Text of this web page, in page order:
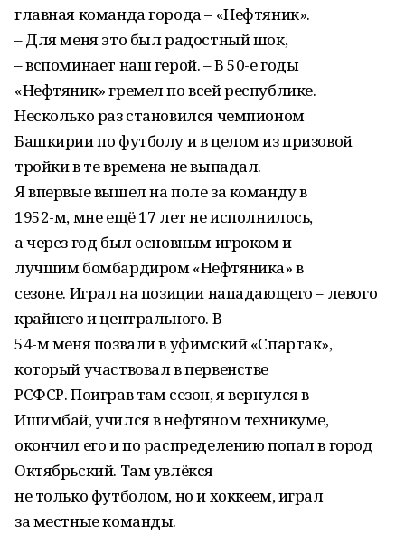
главная команда города – «Нефтяник».
– Для меня это был радостный шок,
– вспоминает наш герой. – В 50-е годы
«Нефтяник» гремел по всей республике.
Несколько раз становился чемпионом
Башкирии по футболу и в целом из призовой
тройки в те времена не выпадал.
Я впервые вышел на поле за команду в
1952-м, мне ещё 17 лет не исполнилось,
а через год был основным игроком и
лучшим бомбардиром «Нефтяника» в
сезоне. Играл на позиции нападающего – левого
крайнего и центрального. В
54-м меня позвали в уфимский «Спартак»,
который участвовал в первенстве
РСФСР. Поиграв там сезон, я вернулся в
Ишимбай, учился в нефтяном техникуме,
окончил его и по распределению попал в город
Октябрьский. Там увлёкся
не только футболом, но и хоккеем, играл
за местные команды.